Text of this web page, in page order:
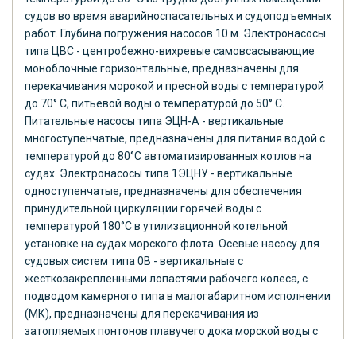
судов во время аварийноспасательных и судоподъемных
работ. Глубина погружения насосов 10 м. Электронасосы
типа ЦВС - центробежно-вихревые самовсасывающие
моноблочные горизонтальные, предназначены для
перекачивания морокой и пресной воды с температурой
до 70° С, питьевой воды о температурой до 50° С.
Питательные насосы типа ЭЦН-А - вертикальные
многоступенчатые, предназначены для питания водой с
температурой до 80°С автоматизированных котлов на
судах. Электронасосы типа 1ЭЦНУ - вертикальные
одноступенчатые, предназначены для обеспечения
принудительной циркуляции горячей воды с
температурой 180°С в утилизационной котельной
установке на судах морского флота. Осевые насосу для
судовых систем типа 0В - вертикальные с
жесткозакрепленными лопастями рабочего колеса, с
подводом камерного типа в малогабаритном исполнении
(МК), предназначены для перекачивания из
затопляемых понтонов плавучего дока морской воды с